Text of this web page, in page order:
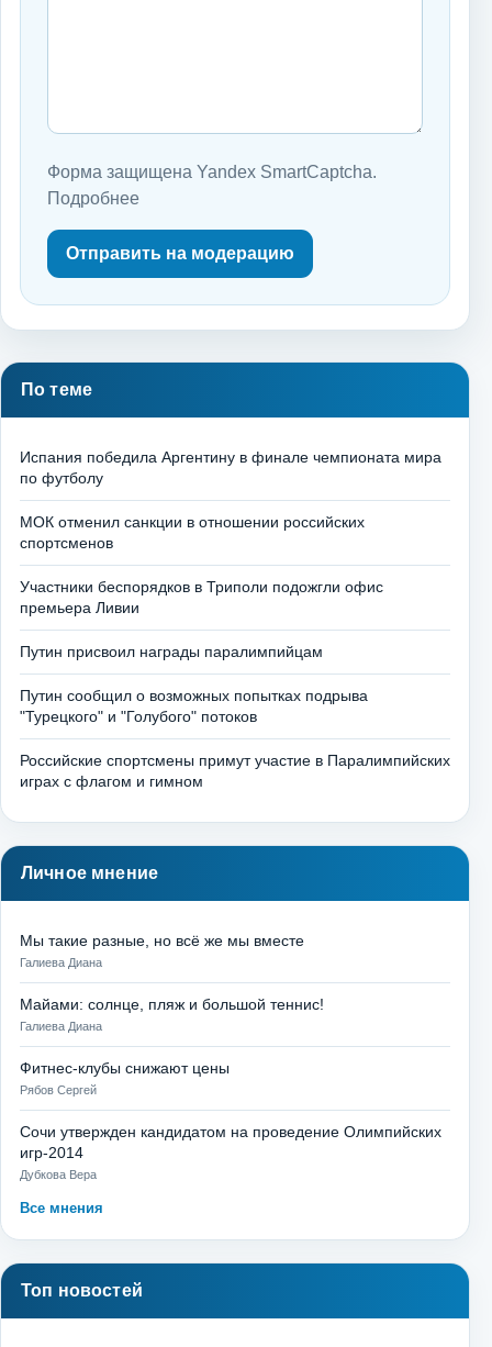
Форма защищена Yandex SmartCaptcha.
Подробнее
Отправить на модерацию
По теме
Испания победила Аргентину в финале чемпионата мира
по футболу
МОК отменил санкции в отношении российских
спортсменов
Участники беспорядков в Триполи подожгли офис
премьера Ливии
Путин присвоил награды паралимпийцам
Путин сообщил о возможных попытках подрыва
"Турецкого" и "Голубого" потоков
Российские спортсмены примут участие в Паралимпийских
играх с флагом и гимном
Личное мнение
Мы такие разные, но всё же мы вместе
Галиева Диана
Майами: солнце, пляж и большой теннис!
Галиева Диана
Фитнес-клубы снижают цены
Рябов Сергей
Сочи утвержден кандидатом на проведение Олимпийских
игр-2014
Дубкова Вера
Все мнения
Топ новостей